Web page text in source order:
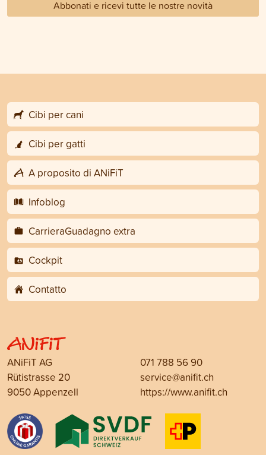
Abbonati e ricevi tutte le nostre novità
Cibi per cani
Cibi per gatti
A proposito di ANiFiT
Infoblog
CarrieraGuadagno extra
Cockpit
Contatto
ANiFiT AG
Rütistrasse 20
9050 Appenzell
071 788 56 90
service@anifit.ch
https://www.anifit.ch